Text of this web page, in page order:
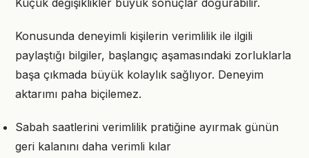
Küçük değişiklikler büyük sonuçlar doğurabilir.
Konusunda deneyimli kişilerin verimlilik ile ilgili
paylaştığı bilgiler, başlangıç aşamasındaki zorluklarla
başa çıkmada büyük kolaylık sağlıyor. Deneyim
aktarımı paha biçilemez.
Sabah saatlerini verimlilik pratiğine ayırmak günün
geri kalanını daha verimli kılar